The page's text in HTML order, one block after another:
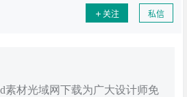
关注 私信
素材光域网下载为广大设计师免